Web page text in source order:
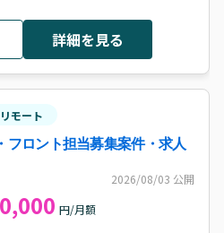
件定義から実装まで推進できるコミ
詳細を見る
モート
フロント担当募集案件・求人
2026/08/03 公開
円/月額